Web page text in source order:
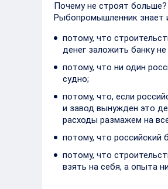
Почему не строят
Рыбопромышленник знает
потому, что
денег заложить банку
потому, что ни один
судно;
потому, что, если
и завод вынужден это
расходы размажем на
потому, что российский
потому, что
взять на себя, а опыта